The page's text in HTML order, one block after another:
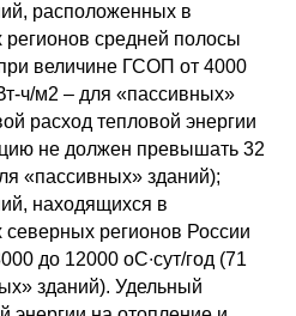
расположенных в
регионов средней полосы
величине ГСОП от 4000
ч/м2 – для «пассивных»
расход тепловой энергии
не должен превышать 32
«пассивных» зданий);
находящихся в
северных регионов России
до 12000 оС∙сут/год (71
зданий). Удельный